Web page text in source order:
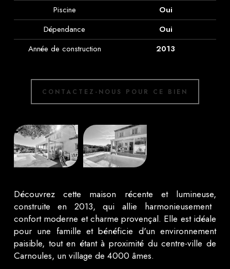
Piscine
Oui
Dépendance
Oui
Année de construction
2013
CONTACTEZ-NOUS POUR CE BIEN
Découvrez cette maison récente et lumineuse,
construite en 2013, qui allie harmonieusement
confort moderne et charme provençal. Elle est idéale
pour une famille et bénéficie d'un environnement
paisible, tout en étant à proximité du centre-ville de
Carnoules, un village de 4000 âmes.